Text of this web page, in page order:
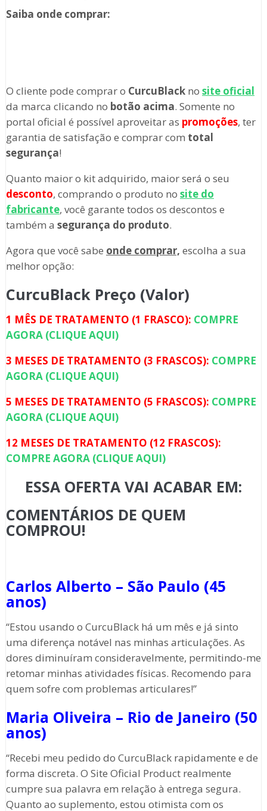
Saiba onde comprar:
O cliente pode comprar o CurcuBlackno site oficial
da marca clicando no botão acima. Somente no
portal oficial é possível aproveitar as promoções, ter
garantia de satisfação e comprar com total
segurança!
Quanto maior o kit adquirido, maior será o seu
desconto, comprando o produto no site do
fabricante, você garante todos os descontos e
também a segurança do produto.
Agora que você sabe onde comprar, escolha a sua
melhor opção:
CurcuBlack Preço (Valor)
1 MÊS DE TRATAMENTO (1 FRASCO): COMPRE
AGORA (CLIQUE AQUI)
3 MESES DE TRATAMENTO (3 FRASCOS): COMPRE
AGORA (CLIQUE AQUI)
5 MESES DE TRATAMENTO (5 FRASCOS): COMPRE
AGORA (CLIQUE AQUI)
12 MESES DE TRATAMENTO (12 FRASCOS):
COMPRE AGORA (CLIQUE AQUI)
ESSA OFERTA VAI ACABAR EM:
COMENTÁRIOS DE QUEM
COMPROU!
Carlos Alberto – São Paulo (45
anos)
“Estou usando o CurcuBlack há um mês e já sinto
uma diferença notável nas minhas articulações. As
dores diminuíram consideravelmente, permitindo-me
retomar minhas atividades físicas. Recomendo para
quem sofre com problemas articulares!”
Maria Oliveira – Rio de Janeiro (50
anos)
“Recebi meu pedido do CurcuBlack rapidamente e de
forma discreta. O Site Oficial Product realmente
cumpre sua palavra em relação à entrega segura.
Quanto ao suplemento, estou otimista com os